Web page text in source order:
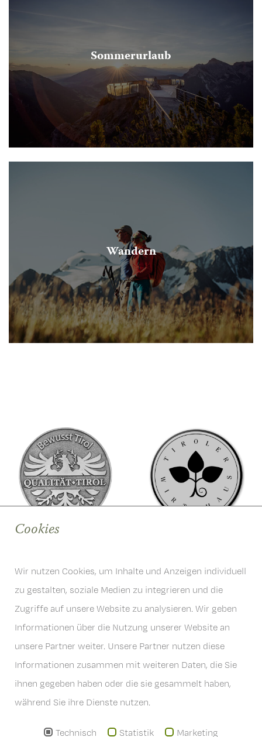
Sommerurlaub
Wandern
Österreich
info@hoferwirt.at
Cookies
Wir nutzen Cookies, um Inhalte und Anzeigen individuell
zu gestalten, soziale Medien zu integrieren und die
Zugriffe auf unsere Website zu analysieren. Wir geben
Informationen über die Nutzung unserer Website an
unsere Partner weiter. Unsere Partner nutzen diese
Informationen zusammen mit weiteren Daten, die Sie
ihnen gegeben haben oder die sie gesammelt haben,
während Sie ihre Dienste nutzen.
Technisch Statistik Marketing